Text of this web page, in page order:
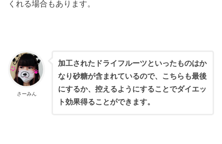
くれる場合もあります。
さーみん
加工されたドライフルーツといったものはか
なり砂糖が含まれているので、こちらも最後
にするか、控えるようにすることでダイエッ
ト効果得ることができます。